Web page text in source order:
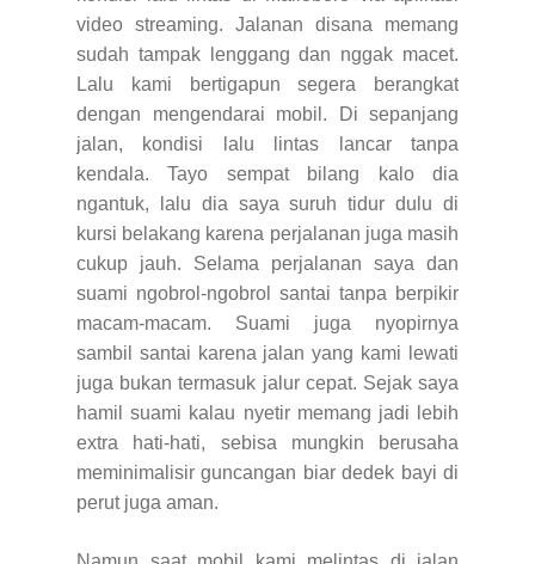
video streaming. Jalanan disana memang
sudah tampak lenggang dan nggak macet.
Lalu kami bertigapun segera berangkat
dengan mengendarai mobil. Di sepanjang
jalan, kondisi lalu lintas lancar tanpa
kendala. Tayo sempat bilang kalo dia
ngantuk, lalu dia saya suruh tidur dulu di
kursi belakang karena perjalanan juga masih
cukup jauh. Selama perjalanan saya dan
suami ngobrol-ngobrol santai tanpa berpikir
macam-macam. Suami juga nyopirnya
sambil santai karena jalan yang kami lewati
juga bukan termasuk jalur cepat. Sejak saya
hamil suami kalau nyetir memang jadi lebih
extra hati-hati, sebisa mungkin berusaha
meminimalisir guncangan biar dedek bayi di
perut juga aman.